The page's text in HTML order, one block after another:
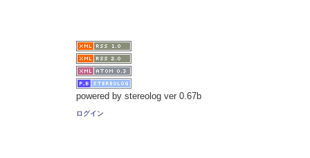
powered by stereolog ver 0.67b
ログイン